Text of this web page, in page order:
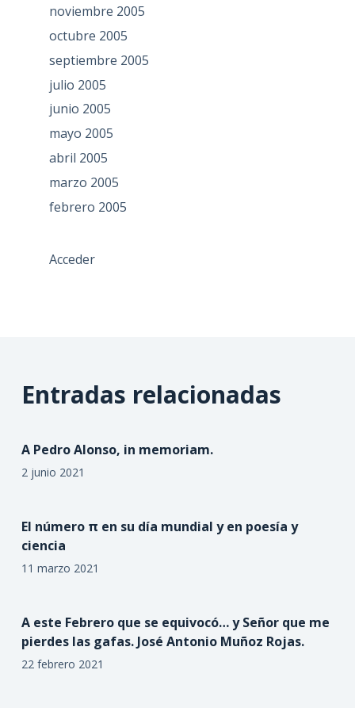
noviembre 2005
octubre 2005
septiembre 2005
julio 2005
junio 2005
mayo 2005
abril 2005
marzo 2005
febrero 2005
Acceder
Entradas relacionadas
A Pedro Alonso, in memoriam.
2 junio 2021
El número π en su día mundial y en poesía y
ciencia
11 marzo 2021
A este Febrero que se equivocó… y Señor que me
pierdes las gafas. José Antonio Muñoz Rojas.
22 febrero 2021